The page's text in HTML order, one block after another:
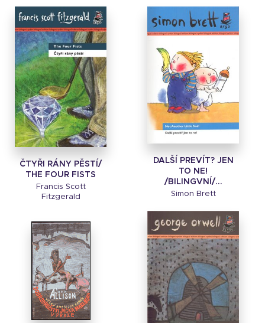
ČTYŘI RÁNY PĚSTÍ/
THE FOUR FISTS
Francis Scott
Fitzgerald
DALŠÍ PREVÍT? JEN
TO NE!
/BILINGVNÍ/...
Simon Brett